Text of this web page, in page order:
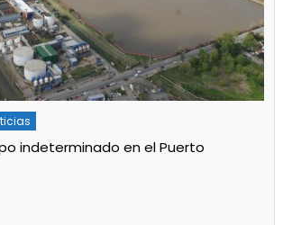
indeterminado en el Puerto